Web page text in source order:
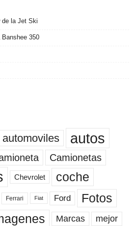
de la Jet Ski
Banshee 350
automoviles autos
Camionetas
Chevrolet coche
Ferrari Fiat Ford Fotos
Marcas mejor